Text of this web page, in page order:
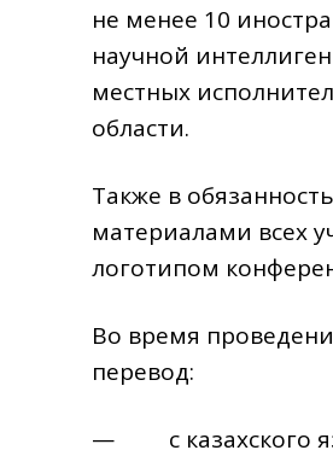
не менее 10
научной
местных
области.
Также в
материалами всех
логотипом
Во время
перевод:
— с казахского